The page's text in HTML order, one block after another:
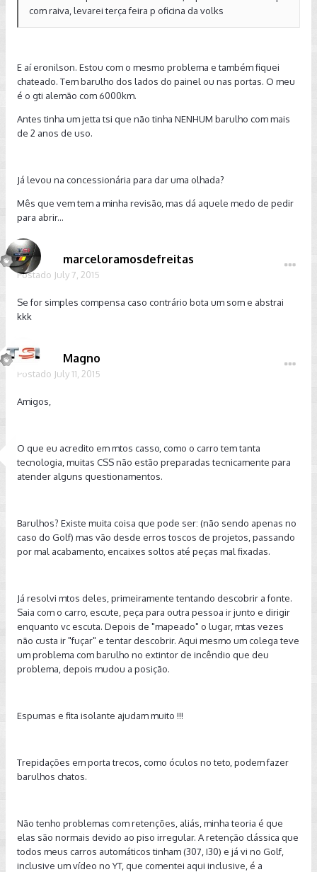
com raiva, levarei terça feira p oficina da volks
E aí eronilson. Estou com o mesmo problema e também fiquei
chateado. Tem barulho dos lados do painel ou nas portas. O meu
é o gti alemão com 6000km.
Antes tinha um jetta tsi que não tinha NENHUM barulho com mais
de 2 anos de uso.
Já levou na concessionária para dar uma olhada?
Mês que vem tem a minha revisão, mas dá aquele medo de pedir
para abrir...
marceloramosdefreitas
Postado July 7, 2015
Se for simples compensa caso contrário bota um som e abstrai
kkk
Magno
Postado July 11, 2015
Amigos,
O que eu acredito em mtos casso, como o carro tem tanta
tecnologia, muitas CSS não estão preparadas tecnicamente para
atender alguns questionamentos.
Barulhos? Existe muita coisa que pode ser: (não sendo apenas no
caso do Golf) mas vão desde erros toscos de projetos, passando
por mal acabamento, encaixes soltos até peças mal fixadas.
Já resolvi mtos deles, primeiramente tentando descobrir a fonte.
Saia com o carro, escute, peça para outra pessoa ir junto e dirigir
enquanto vc escuta. Depois de "mapeado" o lugar, mtas vezes
não custa ir "fuçar" e tentar descobrir. Aqui mesmo um colega teve
um problema com barulho no extintor de incêndio que deu
problema, depois mudou a posição.
Espumas e fita isolante ajudam muito !!!
Trepidações em porta trecos, como óculos no teto, podem fazer
barulhos chatos.
Não tenho problemas com retenções, aliás, minha teoria é que
elas são normais devido ao piso irregular. A retenção clássica que
todos meus carros automáticos tinham (307, I30) e já vi no Golf,
inclusive um vídeo no YT, que comentei aqui inclusive, é a